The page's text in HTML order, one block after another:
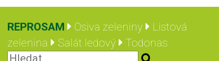
REPROSAM Osiva zeleniny
Listová
zelenina
Salát ledový Todonas